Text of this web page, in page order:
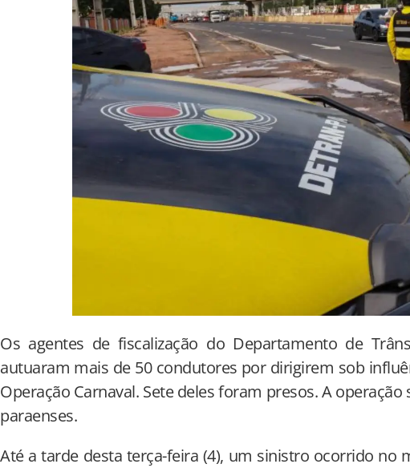
Os agentes de fiscalização do Departamento de
autuaram mais de 50 condutores por dirigirem sob
Operação Carnaval. Sete deles foram presos. A
paraenses.
Até a tarde desta terça-feira (4), um sinistro ocorrido no